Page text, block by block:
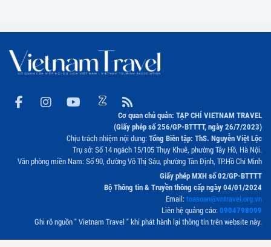
Cơ quan chủ quản: TẠP CHÍ VIETNAM TRAVEL
(Giấy phép số 256/GP-BTTTT, ngày 26/7/2023)
Chịu trách nhiệm nội dung: Tổng Biên tập: ThS. Nguyễn Việt Lộc
Trụ sở: Số 14 ngách 15/105 Thụy Khuê, phường Tây Hồ, Hà Nội.
Văn phòng miền Nam: Số 90, đường Võ Thị Sáu, phường Tân Định, TP.Hồ Chí Minh
Giấy phép MXH số 02/GP-BTTTT
Bộ Thông tin & Truyền thông cấp ngày 04/01/2024
Email:toasoan@vntravel.org.vn
Liên hệ quảng cáo: 0904798099
Ghi rõ nguồn " Vietnam Travel " khi phát hành lại thông tin trên website này.